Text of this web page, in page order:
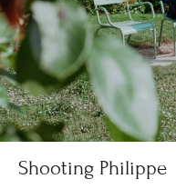
Shooting Philippe